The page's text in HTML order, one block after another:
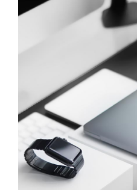
l'image